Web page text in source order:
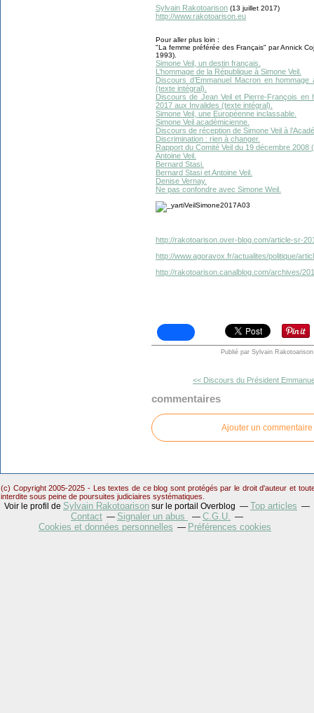
Sylvain Rakotoarison (13 juillet 2017)
http://www.rakotoarison.eu
Pour aller plus loin :
"La femme préférée des Français" par Annick
1993).
Simone Veil, un destin français.
L’hommage de la République à Simone Veil.
Discours d’Emmanuel Macron en
(texte intégral).
Discours de Jean Veil et Pierre-François en
2017 aux Invalides (texte intégral).
Simone Veil, une Européenne inclassable.
Simone Veil académicienne.
Discours de réception de Simone Veil à
Discrimination : rien à changer.
Rapport du Comité Veil du 19 décembre 2008
Antoine Veil.
Bernard Stasi.
Bernard Stasi et Antoine Veil.
Denise Vernay.
Ne pas confondre avec Simone Weil.
http://rakotoarison.over-blog.com/article-sr-
http://www.agoravox.fr/actualites/politique/
http://rakotoarison.canalblog.com/archives/
Publié par Sylvain Rakotoarison
<< Discours du Président
commentaires
Ajouter un commentaire
(c) Copyright 2005-2025 - Les textes de ce blog sont protégés par le droit d'auteur et
interdite sous peine de poursuites judiciaires systématiques.
Voir le profil de Sylvain Rakotoarison sur le portail Overblog
Top articles
Contact
Signaler un abus
C.G.U.
Cookies et données personnelles
Préférences cookies